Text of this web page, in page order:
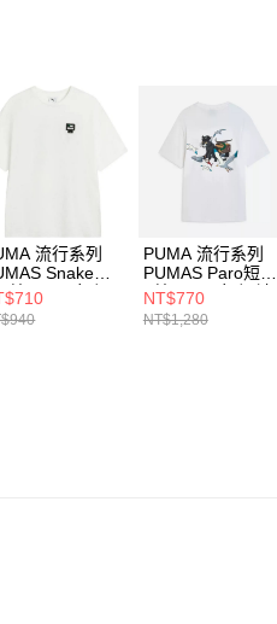
流行系列
Snake短
恤(N) 男女 短
衣 63125402
PUMA 流行系列
PUMAS Paro短袖
T恤(N) 男女 短袖
上衣 63125302
NT$770
NT$1,280